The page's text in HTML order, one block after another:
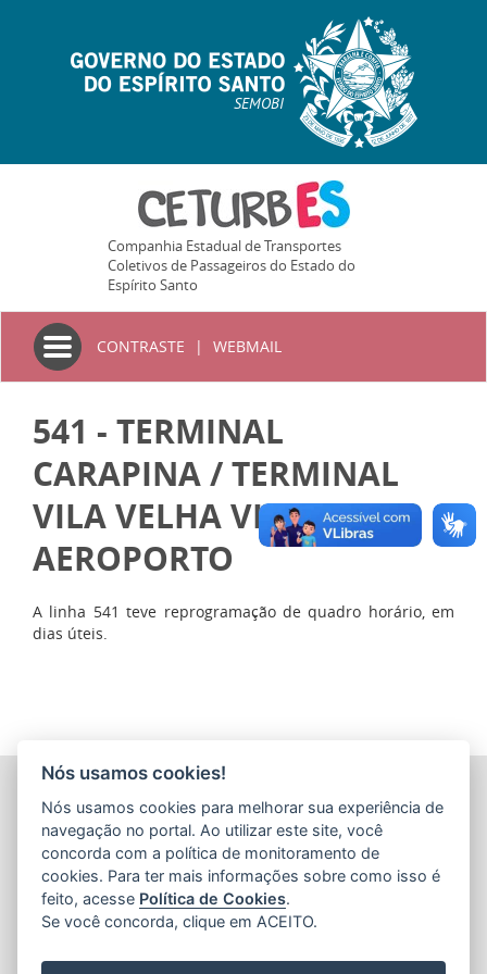
SEMOBI
Companhia Estadual de Transportes
Coletivos de Passageiros do Estado do
Espírito Santo
Toggle
navigation
CONTRASTE | WEBMAIL
541 - TERMINAL
CARAPINA / TERMINAL
VILA VELHA VIA
AEROPORTO
A linha 541 teve reprogramação de quadro horário, em
dias úteis.
COMPANHIA ESTADUAL DE TRANSPORTES COLETIVOS DE
PASSAGEIROS DO ESTADO DO ESPÍRITO SANTO
(CETURB/ES)
Av. Jerônimo Monteiro, 96 - Ed. Aureliano Hoffmann, 5º, 6º
e 7º Andares - Centro
CEP: 29010-002 - Vitória / ES
Tel.: 27 3232-4500
Nós usamos cookies!
Nós usamos cookies para melhorar sua experiência de
navegação no portal. Ao utilizar este site, você
concorda com a política de monitoramento de
cookies. Para ter mais informações sobre como isso é
feito, acesse Política de Cookies.
Se você concorda, clique em ACEITO.